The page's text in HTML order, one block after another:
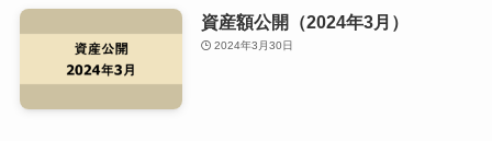
資産額公開（2024年3月）
2024年3月30日